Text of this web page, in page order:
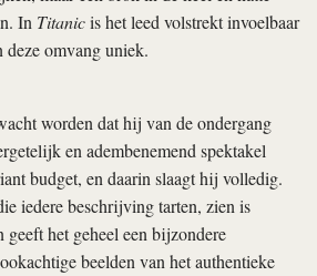
In Titanicis het leed volstrekt invoelbaar
omvang uniek.
worden dat hij van de ondergang
en adembenemend spektakel
budget, en daarin slaagt hij volledig.
iedere beschrijving tarten, zien is
geeft het geheel een bijzondere
beelden van het authentieke